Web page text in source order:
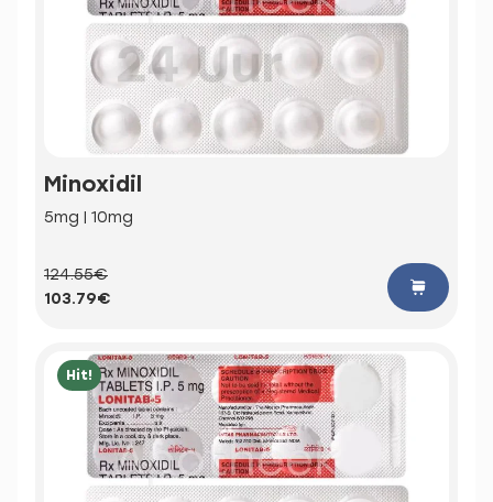
Minoxidil
5mg | 10mg
124.55€
103.79€
Hit!